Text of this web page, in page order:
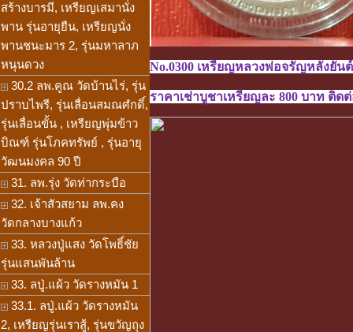
สร้างบารมี, เหรียญเสมานั่ง
พาน รุ่นอายุยืน, เหรียญนั่ง
พานชนะมาร 2, รุ่นมหาลาภ
หนุนดวง
30.2 ลพ.คูณ วัดบ้านไร่, รุ่น
ปราบไพรี, รุ่นเลื่อนสมณศํกดิ์,
รุ่นเลื่อนขั้น , เหรียญพุ่มข้าว
บิณฑ์ รุ่นโภคทรัพย์ , รุ่นอายุ
วัฒนมงคล 90 ปี
31. ลพ.รุ่ง วัดท่ากระบือ
32. เจ้าสัวสยาม ลพ.คง
วัดกลางบางแก้ว
33. หลวงปู่แสง วัดโพธิ์ชัย
รุ่นแสนพันล้าน
33. ลปู่.แผ้ว วัดรางหมัน 1
33.1. ลปู่.แผ้ว วัดรางหมัน
2, เหรียญรุ่นเราสู้, รุ่นขวัญถุง
No.0300 เหรียญหลวงพ่อจรัญหลังยัน
ราคาเช่าบูชาเหรียญละ 800 บาท ติด